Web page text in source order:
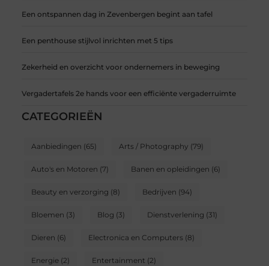
Een ontspannen dag in Zevenbergen begint aan tafel
Een penthouse stijlvol inrichten met 5 tips
Zekerheid en overzicht voor ondernemers in beweging
Vergadertafels 2e hands voor een efficiënte vergaderruimte
CATEGORIEËN
Aanbiedingen (65) Arts / Photography (79)
Auto's en Motoren (7) Banen en opleidingen (6)
Beauty en verzorging (8) Bedrijven (94)
Bloemen (3) Blog (3) Dienstverlening (31)
Dieren (6) Electronica en Computers(8)
Energie(2) Entertainment (2)